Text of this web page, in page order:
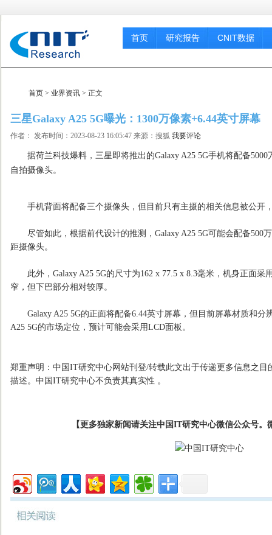
首页 研究报告 CNIT数据
首页 > 业界资讯 > 正文
三星Galaxy A25 5G曝光：1300万像素+6.44英寸屏幕
作者： 发布时间：2023-08-23 16:05:47 来源：搜狐 我要评论
据荷兰科技爆料，三星即将推出的Galaxy A25 5G手机将配备5000
自拍摄像头。
手机背面将配备三个摄像头，但目前只有主摄的相关信息被公开
尽管如此，根据前代设计的推测，Galaxy A25 5G可能会配备500
距摄像头。
此外，Galaxy A25 5G的尺寸为162 x 77.5 x 8.3毫米，机身正面采
窄，但下巴部分相对较厚。
Galaxy A25 5G的正面将配备6.44英寸屏幕，但目前屏幕材质和分
A25 5G的市场定位，预计可能会采用LCD面板。
郑重声明：中国IT研究中心网站刊登/转载此文出于传递更多信息之
描述。中国IT研究中心不负责其真实性 。
【更多独家新闻请关注中国IT研究中心微信公众号。